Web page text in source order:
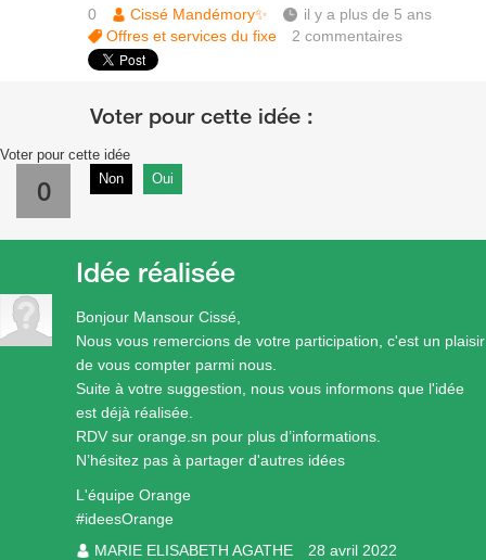
0
Cissé Mandémory✨
il y a plus de 5 ans
Offres et services du fixe
2commentaires
Voter pour cette idée
0 Non Oui
Bonjour Mansour Cissé,
Nous vous remercions de votre participation, c'est un plaisir
de vous compter parmi nous.
Suite à votre suggestion, nous vous informons que l'idée
est déjà réalisée.
RDV sur orange.sn pour plus d’informations.
N’hésitez pas à partager d'autres idées
L'équipe Orange
#ideesOrange
MARIE ELISABETH AGATHE
28 avril 2022
Idée réalisée